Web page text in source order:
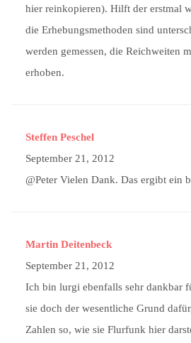
hier reinkopieren). Hilft der erstmal
die Erhebungsmethoden sind
werden gemessen, die Reichweiten
erhoben.
Steffen Peschel
September 21, 2012
@Peter Vielen Dank. Das ergibt ein
Martin Deitenbeck
September 21, 2012
Ich bin lurgi ebenfalls sehr dankbar
sie doch der wesentliche Grund
Zahlen so, wie sie Flurfunk hier